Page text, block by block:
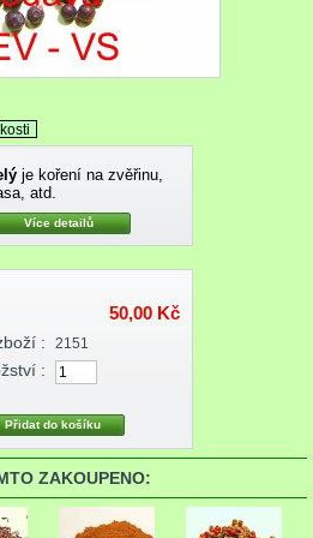
je koření na zvěřinu,
atd.
Více detailů
50,00 Kč
: 2151
:
ZAKOUPENO: